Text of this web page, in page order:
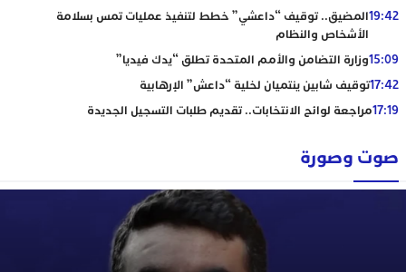
19:42المضيق.. توقيف “داعشي” خطط لتنفيذ عمليات تمس بسلامة
الأشخاص والنظام
15:09وزارة التضامن والأمم المتحدة تطلق “يدك فيديا”
17:42توقيف شابين ينتميان لخلية “داعش” الإرهابية
17:19مراجعة لوائح الانتخابات.. تقديم طلبات التسجيل الجديدة
صوت وصورة